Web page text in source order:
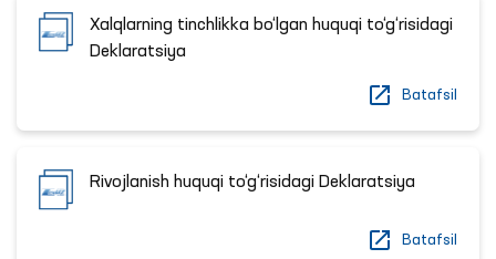
Xalqlarning tinchlikka bo‘lgan huquqi to‘g‘risidagi
Deklaratsiya
Batafsil
Rivojlanish huquqi to‘g‘risidagi Deklaratsiya
Batafsil